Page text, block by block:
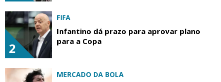
2
FIFA
Infantino dá prazo para aprovar plano
para a Copa
MERCADO DA BOLA